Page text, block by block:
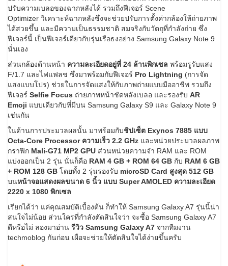
ปรับความเบลอของฉากหลังได้ รวมถึงฟีเจอร์ Scene
Optimizer วิเคราะห์ฉากหลังซึ่งจะช่วยปรับการตั้งค่ากล้องให้ถ่ายภาพ
ได้สวยขึ้น และมีความเป็นธรรมชาติ สมจริงกับวัตถุที่กำลังถ่าย ซึ่ง
ฟีเจอร์นี้ เป็นฟีเจอร์เดียวกับรุ่นเรือธงอย่าง Samsung Galaxy Note 9
นั่นเอง
ส่วนกล้องด้านหน้า ความละเอียดอยู่ที่ 24 ล้านพิกเซล พร้อมรูรับแสง
F/1.7 และไฟแฟลช ซึ่งมาพร้อมกับฟีเจอร์ Pro Lightning (การจัด
แสงแบบโปร) ช่วยในการจัดแสงให้กับภาพถ่ายแบบมืออาชีพ รวมถึง
ฟีเจอร์ Selfie Focus ถ่ายภาพหน้าชัดหลังเบลอ และรองรับ AR
Emoji แบบเดียวกับที่มีบน Samsung Galaxy S9 และ Galaxy Note 9
เช่นกัน
ในด้านการประมวลผลนั้น มาพร้อมกับชิปเซ็ต Exynos 7885 แบบ
Octa-Core Processor ความเร็ว 2.2 GHz และหน่วยประมวลผลภาพ
กราฟิก Mali-G71 MP2 GPU ส่วนหน่วยความจำ RAM และ ROM
แบ่งออกเป็น 2 รุ่น นั่นก็คือ RAM 4 GB + ROM 64 GB กับ RAM 6 GB
+ ROM 128 GB โดยทั้ง 2 รุ่นรองรับ microSD Card สูงสุด 512 GB
บนหน้าจอแสดงผลขนาด 6 นิ้ว แบบ Super AMOLED ความละเอียด
2220 x 1080 พิกเซล
เรียกได้ว่า แค่คุณสมบัติเบื้องต้น ก็ทำให้ Samsung Galaxy A7 รุ่นนี้น่า
สนใจไม่น้อย ส่วนใครที่กำลังตัดสินใจว่า จะซื้อ Samsung Galaxy A7
ดีหรือไม่ ลองมาอ่าน รีวิว Samsung Galaxy A7 จากทีมงาน
techmoblog กันก่อน เผื่อจะช่วยให้ตัดสินใจได้ง่ายขึ้นครับ